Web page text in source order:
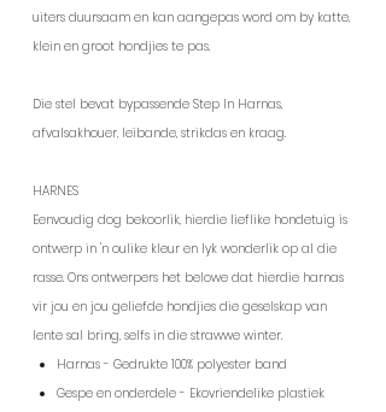
uiters duursaam en kan aangepas word om by katte,
klein en groot hondjies te pas.
Die stel bevat bypassende Step In Harnas,
afvalsakhouer, leibande, strikdas en kraag.
HARNES
Eenvoudig dog bekoorlik, hierdie lieflike hondetuig is
ontwerp in 'n oulike kleur en lyk wonderlik op al die
rasse. Ons ontwerpers het belowe dat hierdie harnas
vir jou en jou geliefde hondjies die geselskap van
lente sal bring, selfs in die strawwe winter.
Harnas - Gedrukte 100% polyester band
Gespe en onderdele - Ekovriendelike plastiek